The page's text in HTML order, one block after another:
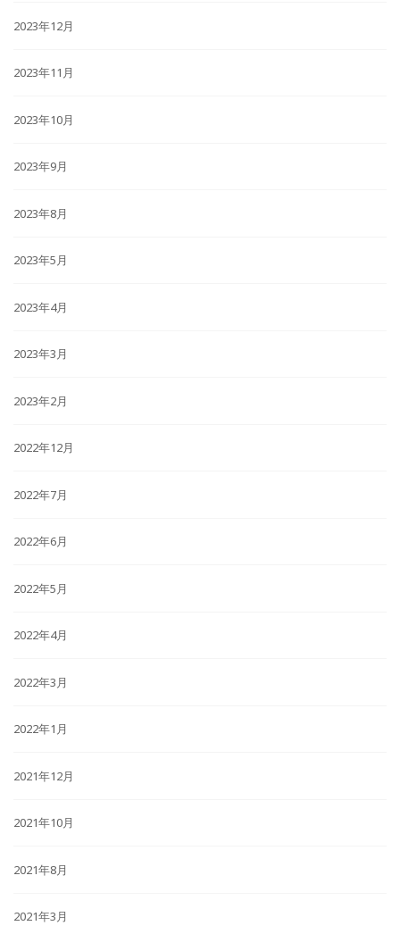
2023年12月
2023年11月
2023年10月
2023年9月
2023年8月
2023年5月
2023年4月
2023年3月
2023年2月
2022年12月
2022年7月
2022年6月
2022年5月
2022年4月
2022年3月
2022年1月
2021年12月
2021年10月
2021年8月
2021年3月